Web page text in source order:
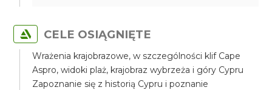
CELE OSIĄGNIĘTE
Wrażenia krajobrazowe, w szczególności klif Cape
Aspro, widoki plaż, krajobraz wybrzeża i góry Cypru
Zapoznanie się z historią Cypru i poznanie